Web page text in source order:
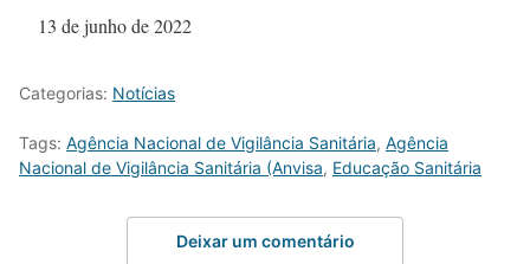
Data
13 de junho de 2022
Categorias: Notícias
Tags: Agência Nacional de Vigilância Sanitária, Agência
Nacional de Vigilância Sanitária (Anvisa, Educação Sanitária
Deixar um comentário